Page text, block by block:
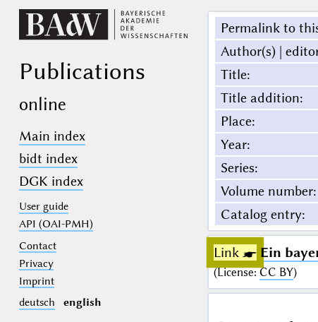
Publications
online
Main index
bidt index
DGK index
User guide
API (OAI-PMH)
Contact
Privacy
Imprint
deutsch
english
Permalink to
Author(s) |
Title:
Title addition:
Place:
Year:
Series:
Volume number:
Catalog entry:
Link ☛ Ein
(License:CC BY)